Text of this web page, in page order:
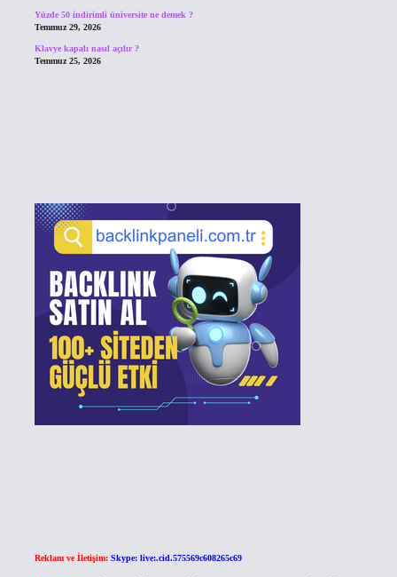
Yüzde 50 indirimli üniversite ne demek ?
Temmuz 29, 2026
Klavye kapalı nasıl açılır ?
Temmuz 25, 2026
Reklam ve İletişim: Skype: live:.cid.575569c608265c69